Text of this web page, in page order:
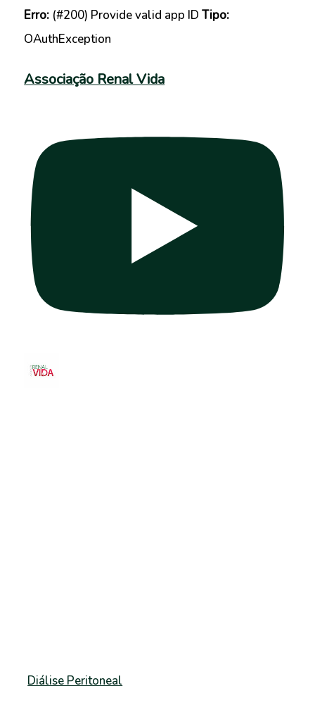
Erro: (#200) Provide valid app IDTipo:
OAuthException
Associação Renal Vida
Diálise Peritoneal